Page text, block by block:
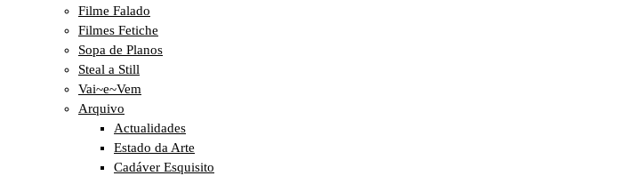
Filme Falado
Filmes Fetiche
Sopa de Planos
Steal a Still
Vai~e~Vem
Arquivo
Actualidades
Estado da Arte
Cadáver Esquisito